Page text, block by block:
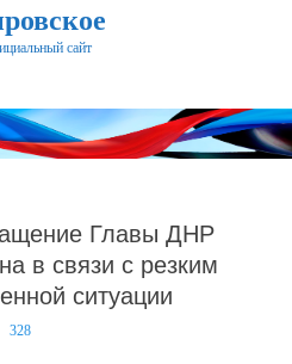
сайт
for:
Главы ДНР
в связи с резким
ситуации
328